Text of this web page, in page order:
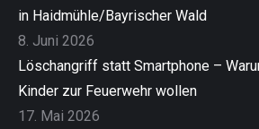
in Haidmühle/Bayrischer Wald
8. Juni 2026
Löschangriff statt Smartphone –
Kinder zur Feuerwehr wollen
17. Mai 2026